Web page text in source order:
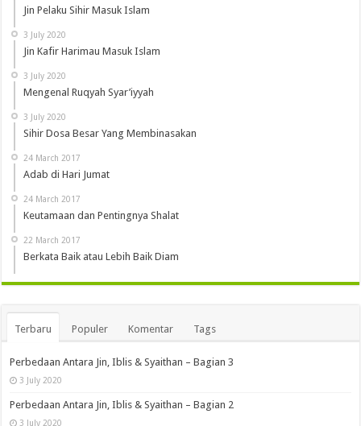
Jin Pelaku Sihir Masuk Islam
3 July 2020
Jin Kafir Harimau Masuk Islam
3 July 2020
Mengenal Ruqyah Syar’iyyah
3 July 2020
Sihir Dosa Besar Yang Membinasakan
24 March 2017
Adab di Hari Jumat
24 March 2017
Keutamaan dan Pentingnya Shalat
22 March 2017
Berkata Baik atau Lebih Baik Diam
Terbaru Populer Komentar Tags
Perbedaan Antara Jin, Iblis & Syaithan – Bagian 3
3 July 2020
Perbedaan Antara Jin, Iblis & Syaithan – Bagian 2
3 July 2020